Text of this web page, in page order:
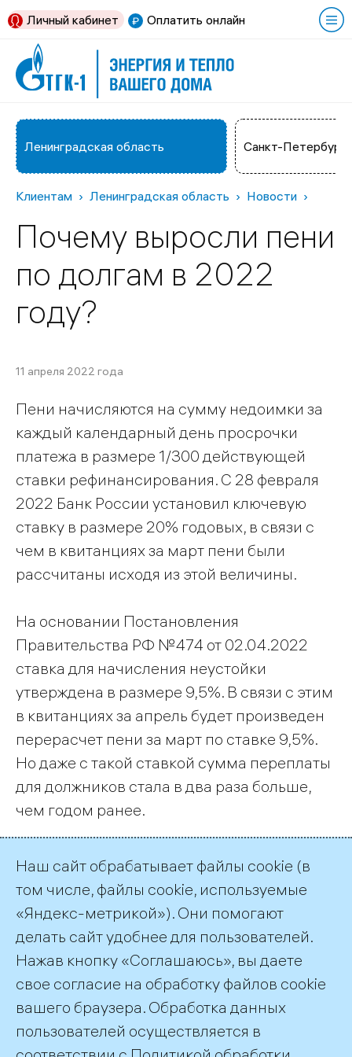
Оплатить онлайн
Личный кабинет
Санкт-Петербург
Ленинградская область
Клиентам Ленинградская область Новости
Почему выросли пени
по долгам в 2022
году?
11 апреля 2022 года
Пени начисляются на сумму недоимки за
каждый календарный день просрочки
платежа в размере 1/300 действующей
ставки рефинансирования. С 28 февраля
2022 Банк России установил ключевую
ставку в размере 20% годовых, в связи с
чем в квитанциях за март пени были
рассчитаны исходя из этой величины.
На основании Постановления
Правительства РФ №474 от 02.04.2022
ставка для начисления неустойки
утверждена в размере 9,5%. В связи с этим
в квитанциях за апрель будет произведен
перерасчет пени за март по ставке 9,5%.
Но даже с такой ставкой сумма переплаты
для должников стала в два раза больше,
чем годом ранее.
Лучший способ избежать дополнительных
затрат — оплачивать коммунальные
услуги вовремя!
← Все публикации
Наш сайт обрабатывает файлы cookie (в
том числе, файлы cookie, используемые
«Яндекс-метрикой»). Они помогают
делать сайт удобнее для пользователей.
Нажав кнопку «Соглашаюсь», вы даете
свое согласие на обработку файлов cookie
вашего браузера. Обработка данных
пользователей осуществляется в